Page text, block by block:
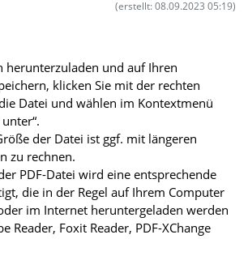
(erstellt: 08.09.2023 05:19)
herunterzuladen und auf Ihren
klicken Sie mit der rechten
Datei und wählen im Kontextmenü
der Datei ist ggf. mit längeren
zu rechnen.
PDF-Datei wird eine entsprechende
die in der Regel auf Ihrem Computer
im Internet heruntergeladen werden
Reader, Foxit Reader, PDF-XChange